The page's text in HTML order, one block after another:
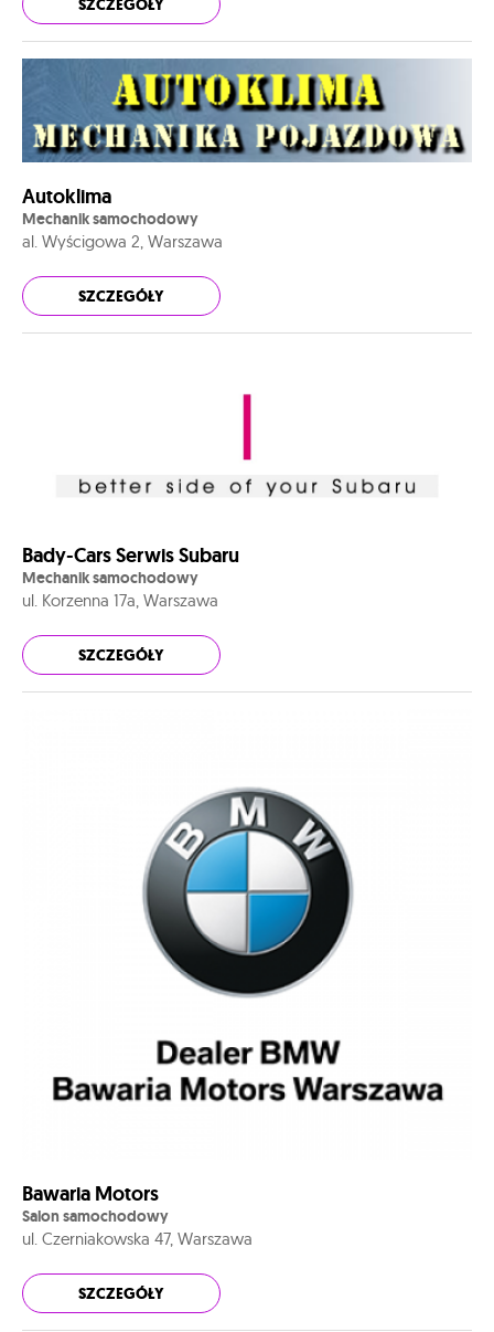
SZCZEGÓŁY
Autoklima
Mechanik samochodowy
al. Wyścigowa 2, Warszawa
SZCZEGÓŁY
Bady-Cars Serwis Subaru
Mechanik samochodowy
ul. Korzenna 17a, Warszawa
SZCZEGÓŁY
Bawaria Motors
Salon samochodowy
ul. Czerniakowska 47, Warszawa
SZCZEGÓŁY